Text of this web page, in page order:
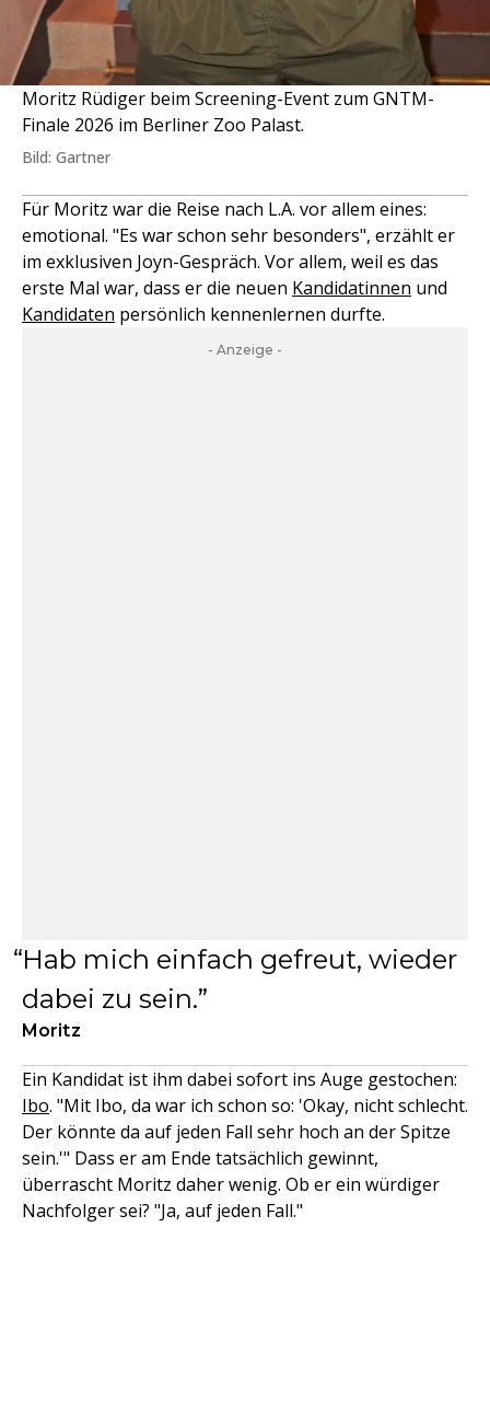
Moritz Rüdiger beim Screening-Event zum GNTM-
Finale 2026 im Berliner Zoo Palast.
Bild: Gartner
Für Moritz war die Reise nach L.A. vor allem eines:
emotional. "Es war schon sehr besonders", erzählt er
im exklusiven Joyn-Gespräch. Vor allem, weil es das
erste Mal war, dass er die neuen Kandidatinnen und
Kandidaten persönlich kennenlernen durfte.
- Anzeige -
Hab mich einfach gefreut, wieder
dabei zu sein.
Moritz
Ein Kandidat ist ihm dabei sofort ins Auge gestochen:
Ibo. "Mit Ibo, da war ich schon so: 'Okay, nicht schlecht.
Der könnte da auf jeden Fall sehr hoch an der Spitze
sein.'" Dass er am Ende tatsächlich gewinnt,
überrascht Moritz daher wenig. Ob er ein würdiger
Nachfolger sei? "Ja, auf jeden Fall."